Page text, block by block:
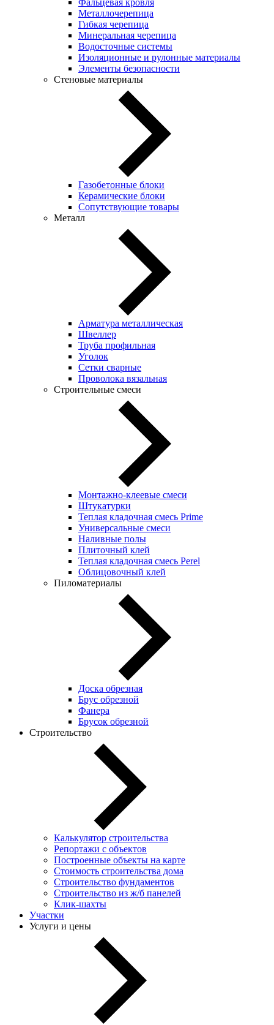
Металлочерепица
Гибкая черепица
Минеральная черепица
Водосточные системы
Изоляционные и рулонные материалы
Элементы безопасности
Стеновые материалы
Газобетонные блоки
Керамические блоки
Сопутствующие товары
Металл
Арматура металлическая
Швеллер
Труба профильная
Уголок
Сетки сварные
Проволока вязальная
Строительные смеси
Монтажно-клеевые смеси
Штукатурки
Теплая кладочная смесь Prime
Универсальные смеси
Наливные полы
Плиточный клей
Теплая кладочная смесь Perel
Облицовочный клей
Пиломатериалы
Доска обрезная
Брус обрезной
Фанера
Брусок обрезной
Строительство
Калькулятор строительства
Репортажи с объектов
Построенные объекты на карте
Стоимость строительства дома
Строительство фундаментов
Строительство из ж/б панелей
Клик-шахты
Участки
Услуги и цены